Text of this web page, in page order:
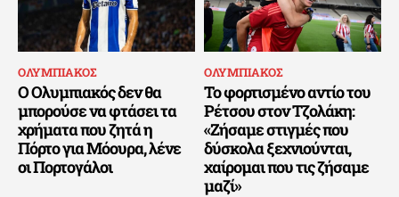
ΟΛΥΜΠΙΑΚΟΣ
Ο Ολυμπιακός δεν θα
μπορούσε να φτάσει τα
χρήματα που ζητά η
Πόρτο για Μόουρα, λένε
οι Πορτογάλοι
ΟΛΥΜΠΙΑΚΟΣ
Το φορτισμένο αντίο του
Ρέτσου στον Τζολάκη:
«Ζήσαμε στιγμές που
δύσκολα ξεχνιούνται,
χαίρομαι που τις ζήσαμε
μαζί»